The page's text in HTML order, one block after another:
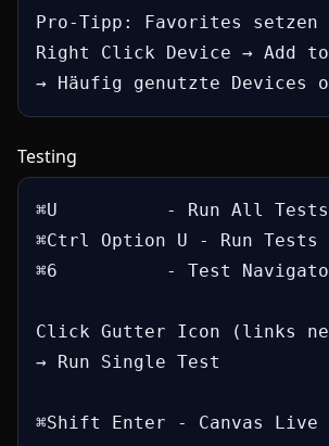
Pro-Tipp: Favorites setzen
Right Click Device → Add
→ Häufig genutzte Devices
Testing
⌘U          - Run All Tests
⌘Ctrl Option U - Run
⌘6          - Test
Click Gutter Icon (links
→ Run Single Test
⌘Shift Enter - Canvas